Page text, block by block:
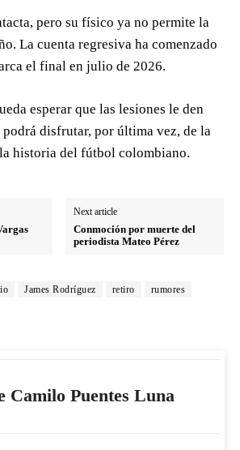
pero su físico ya no permite la
La cuenta regresiva ha comenzado
el final en julio de 2026.
esperar que las lesiones le den
podrá disfrutar, por última vez, de la
historia del fútbol colombiano.
Next article
Conmoción por muerte del
periodista Mateo Pérez
James Rodríguez retiro rumores
Camilo Puentes Luna